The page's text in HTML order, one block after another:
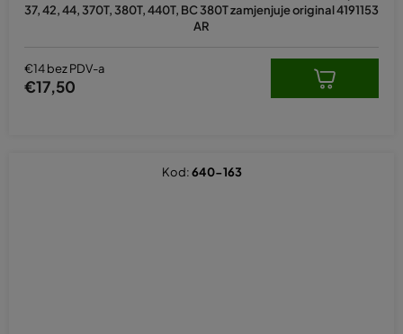
37, 42, 44, 370T, 380T, 440T, BC 380T zamjenjuje original 4191153
AR
€14 bez PDV-a
€17,50
Kod:640-163